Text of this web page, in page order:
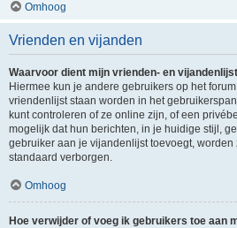
Omhoog
Vrienden en vijanden
Waarvoor dient mijn vrienden- en
Hiermee kun je andere gebruikers op het
vriendenlijst staan worden in het
kunt controleren of ze online zijn, of een
mogelijk dat hun berichten, in je huidige stijl,
gebruiker aan je vijandenlijst toevoegt, worden
standaard verborgen.
Omhoog
Hoe verwijder of voeg ik gebruikers toe aan